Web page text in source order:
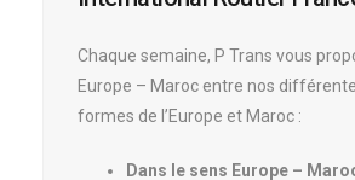
Chaque semaine, P Trans vous
Europe – Maroc entre nos
formes de l’Europe et Maroc :
Dans le sens Europe –